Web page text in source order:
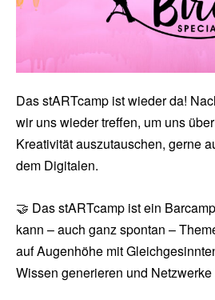
Das stARTcamp ist wieder da!
wir uns wieder treffen, um uns
Kreativität auszutauschen, gerne
dem Digitalen.
🤝 Das stARTcamp ist ein
kann – auch ganz spontan –
auf Augenhöhe mit
Wissen generieren und Netzwerke